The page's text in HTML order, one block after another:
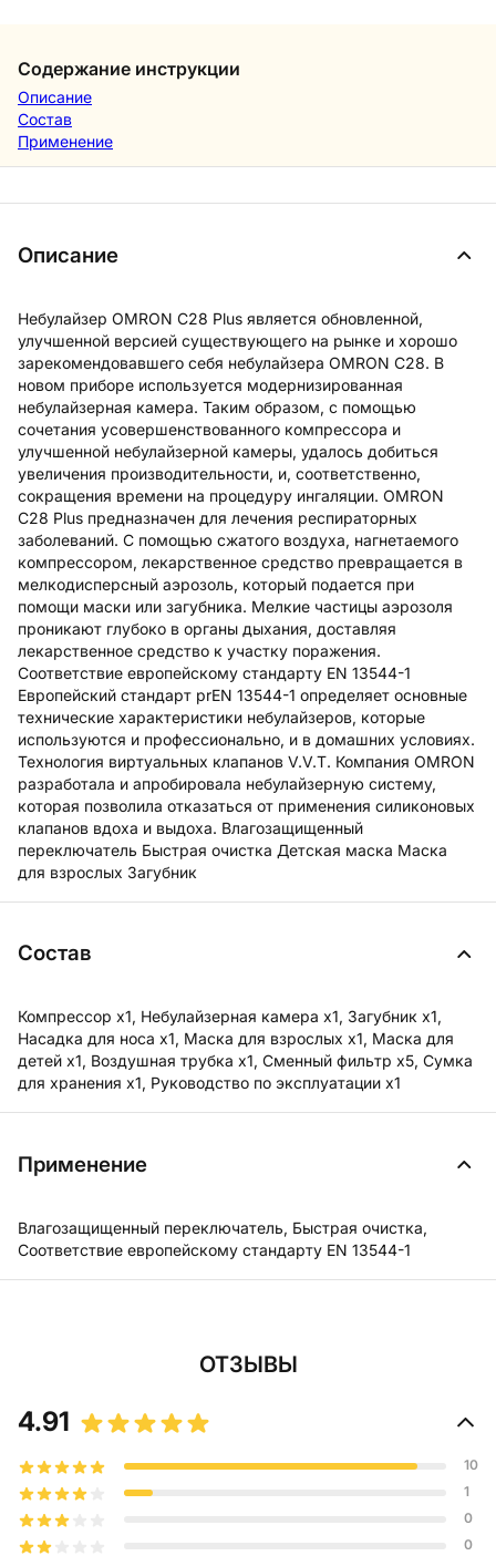
Содержание инструкции
Описание
Состав
Применение
Описание
Небулайзер OMRON C28 Plus является обновленной,
улучшенной версией существующего на рынке и хорошо
зарекомендовавшего себя небулайзера OMRON C28. В
новом приборе используется модернизированная
небулайзерная камера. Таким образом, с помощью
сочетания усовершенствованного компрессора и
улучшенной небулайзерной камеры, удалось добиться
увеличения производительности, и, соответственно,
сокращения времени на процедуру ингаляции. OMRON
C28 Plus предназначен для лечения респираторных
заболеваний. С помощью сжатого воздуха, нагнетаемого
компрессором, лекарственное средство превращается в
мелкодисперсный аэрозоль, который подается при
помощи маски или загубника. Мелкие частицы аэрозоля
проникают глубоко в органы дыхания, доставляя
лекарственное средство к участку поражения.
Соответствие европейскому стандарту EN 13544-1
Европейский стандарт prEN 13544-1 определяет основные
технические характеристики небулайзеров, которые
используются и профессионально, и в домашних условиях.
Технология виртуальных клапанов V.V.T. Компания OMRON
разработала и апробировала небулайзерную систему,
которая позволила отказаться от применения силиконовых
клапанов вдоха и выдоха. Влагозащищенный
переключатель Быстрая очистка Детская маска Маска
для взрослых Загубник
Состав
Компрессор x1, Небулайзерная камера x1, Загубник x1,
Насадка для носа x1, Маска для взрослых x1, Маска для
детей x1, Воздушная трубка x1, Сменный фильтр x5, Сумка
для хранения x1, Руководство по эксплуатации x1
Применение
Влагозащищенный переключатель, Быстрая очистка,
Соответствие европейскому стандарту EN 13544-1
ОТЗЫВЫ
4.91
10
1
0
0